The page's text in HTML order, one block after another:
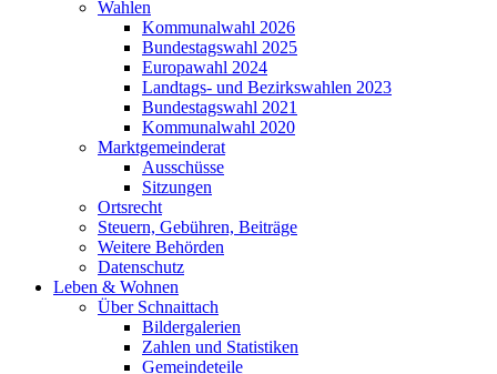
Wahlen
Kommunalwahl 2026
Bundestagswahl 2025
Europawahl 2024
Landtags- und Bezirkswahlen 2023
Bundestagswahl 2021
Kommunalwahl 2020
Marktgemeinderat
Ausschüsse
Sitzungen
Ortsrecht
Steuern, Gebühren, Beiträge
Weitere Behörden
Datenschutz
Leben & Wohnen
Über Schnaittach
Bildergalerien
Zahlen und Statistiken
Gemeindeteile